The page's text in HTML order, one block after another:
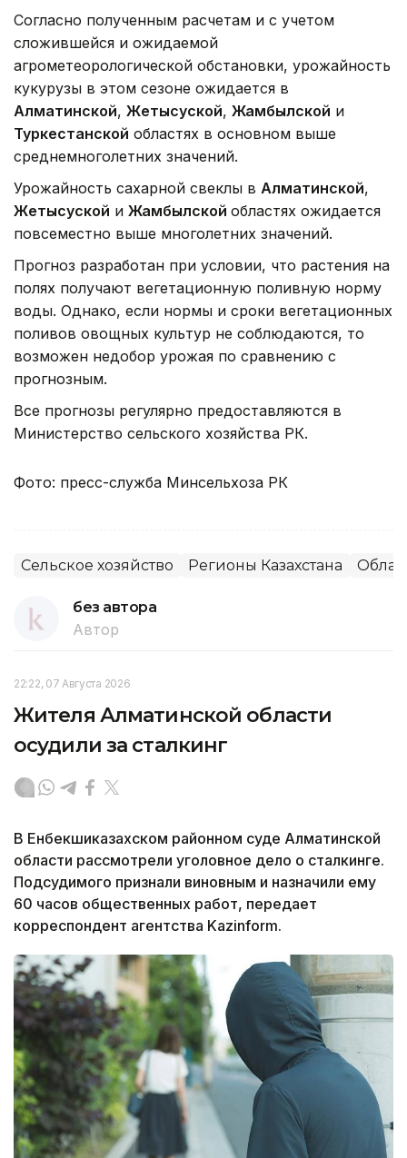
Согласно полученным расчетам и с учетом
сложившейся и ожидаемой
агрометеорологической обстановки, урожайность
кукурузы в этом сезоне ожидается в
Алматинской, Жетысуской, Жамбылской и
Туркестанской областях в основном выше
среднемноголетних значений.
Урожайность сахарной свеклы в Алматинской,
Жетысуской и Жамбылской областях ожидается
повсеместно выше многолетних значений.
Прогноз разработан при условии, что растения на
полях получают вегетационную поливную норму
воды. Однако, если нормы и сроки вегетационных
поливов овощных культур не соблюдаются, то
возможен недобор урожая по сравнению с
прогнозным.
Все прогнозы регулярно предоставляются в
Министерство сельского хозяйства РК.
Фото: пресс-служба Минсельхоза РК
Сельское хозяйство Регионы Казахстана
без автора
Автор
22:22, 07 Августа 2026
Жителя Алматинской области
осудили за сталкинг
В Енбекшиказахском районном суде Алматинской
области рассмотрели уголовное дело о сталкинге.
Подсудимого признали виновным и назначили ему
60 часов общественных работ, передает
корреспондент агентства Kazinform.